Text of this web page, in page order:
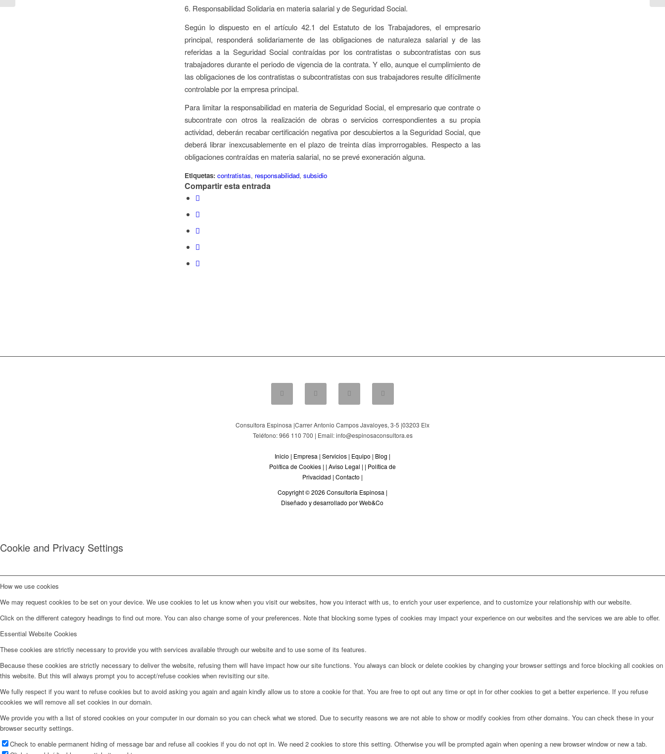
6. Responsabilidad Solidaria en materia salarial y de Seguridad Social.
Según lo dispuesto en el artículo 42.1 del Estatuto de los Trabajadores, el empresario
principal, responderá solidariamente de las obligaciones de naturaleza salarial y de las
referidas a la Seguridad Social contraídas por los contratistas o subcontratistas con sus
trabajadores durante el periodo de vigencia de la contrata. Y ello, aunque el cumplimiento de
las obligaciones de los contratistas o subcontratistas con sus trabajadores resulte difícilmente
controlable por la empresa principal.
Para limitar la responsabilidad en materia de Seguridad Social, el empresario que contrate o
subcontrate con otros la realización de obras o servicios correspondientes a su propia
actividad, deberán recabar certificación negativa por descubiertos a la Seguridad Social, que
deberá librar inexcusablemente en el plazo de treinta días improrrogables. Respecto a las
obligaciones contraídas en materia salarial, no se prevé exoneración alguna.
Etiquetas: contratistas, responsabilidad, subsidio
Compartir esta entrada
Consultora Espinosa |Carrer Antonio Campos Javaloyes, 3-5 |03203 Elx
Teléfono: 966 110 700 | Email: info@espinosaconsultora.es
Inicio | Empresa | Servicios| Equipo | Blog |
Política de Cookies| | Aviso Legal | | Política de
Privacidad | Contacto |
Copyright © 2026 Consultoría Espinosa |
Diseñado y desarrollado por Web&Co
Cookie and Privacy Settings
How we use cookies
We may request cookies to be set on your device. We use cookies to let us know when you visit our websites, how you interact with us, to enrich your user experience, and to customize your relationship with our website.
Click on the different category headings to find out more. You can also change some of your preferences. Note that blocking some types of cookies may impact your experience on our websites and the services we are able to offer.
Essential Website Cookies
These cookies are strictly necessary to provide you with services available through our website and to use some of its features.
Because these cookies are strictly necessary to deliver the website, refusing them will have impact how our site functions. You always can block or delete cookies by changing your browser settings and force blocking all cookies on
this website. But this will always prompt you to accept/refuse cookies when revisiting our site.
We fully respect if you want to refuse cookies but to avoid asking you again and again kindly allow us to store a cookie for that. You are free to opt out any time or opt in for other cookies to get a better experience. If you refuse
cookies we will remove all set cookies in our domain.
We provide you with a list of stored cookies on your computer in our domain so you can check what we stored. Due to security reasons we are not able to show or modify cookies from other domains. You can check these in your
browser security settings.
Check to enable permanent hiding of message bar and refuse all cookies if you do not opt in. We need 2 cookies to store this setting. Otherwise you will be prompted again when opening a new browser window or new a tab.